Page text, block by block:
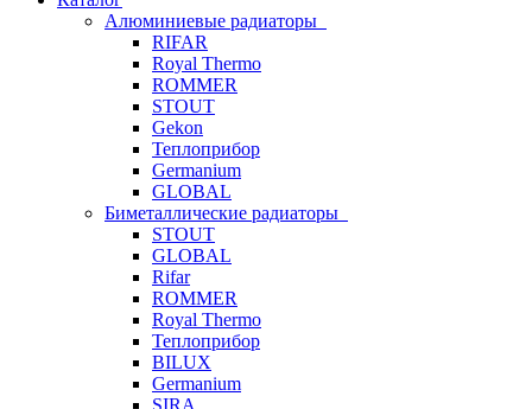
Алюминиевые радиаторы
RIFAR
Royal Thermo
ROMMER
STOUT
Gekon
Теплоприбор
Germanium
GLOBAL
Биметаллические радиаторы
STOUT
GLOBAL
Rifar
ROMMER
Royal Thermo
Теплоприбор
BILUX
Germanium
SIRA